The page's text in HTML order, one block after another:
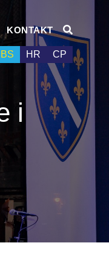
BS HR СР
KONTAKT
i